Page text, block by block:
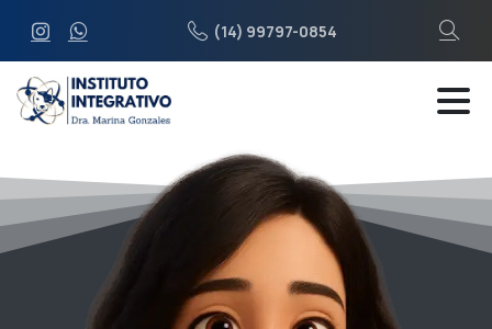
(14) 99797-0854